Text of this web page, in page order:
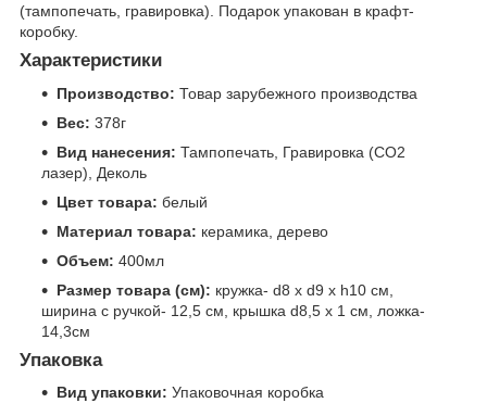
(тампопечать, гравировка). Подарок упакован в крафт-
коробку.
Характеристики
Производство: Товар зарубежного производства
Вес: 378г
Вид нанесения: Тампопечать, Гравировка (CO2
лазер), Деколь
Цвет товара: белый
Материал товара: керамика, дерево
Объем: 400мл
Размер товара (см): кружка- d8 х d9 х h10 см,
ширина с ручкой- 12,5 см, крышка d8,5 х 1 см, ложка-
14,3см
Упаковка
Вид упаковки: Упаковочная коробка